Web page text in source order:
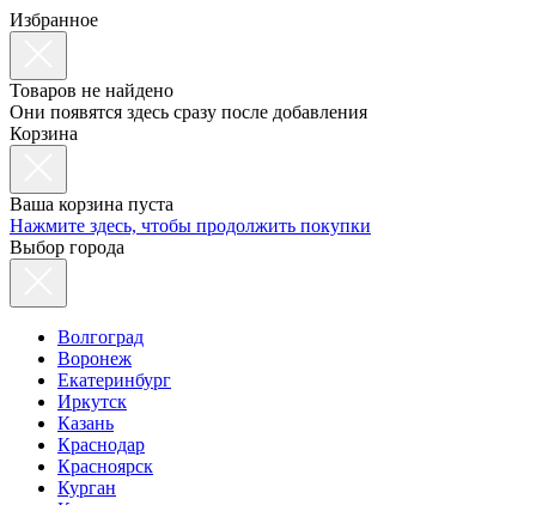
Избранное
Товаров не найдено
Они появятся здесь сразу после добавления
Корзина
Ваша корзина пуста
Нажмите здесь, чтобы продолжить покупки
Выбор города
Волгоград
Воронеж
Екатеринбург
Иркутск
Казань
Краснодар
Красноярск
Курган